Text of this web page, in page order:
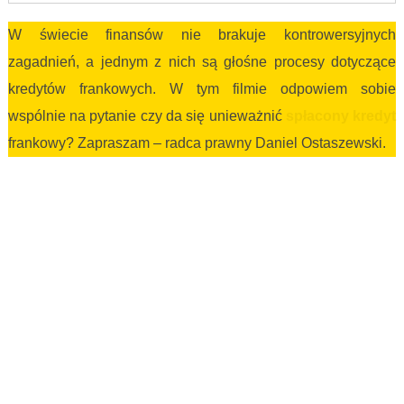
W świecie finansów nie brakuje kontrowersyjnych
zagadnień, a jednym z nich są głośne procesy dotyczące
kredytów frankowych. W tym filmie odpowiem sobie
wspólnie na pytanie czy da się unieważnić
frankowy? Zapraszam – radca prawny Daniel Ostaszewski.